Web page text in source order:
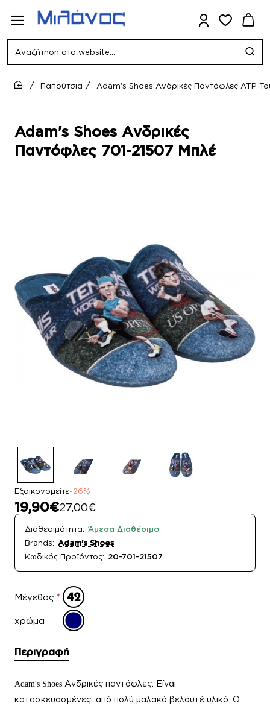
Αναζήτηση
website...
Adam's Shoes Ανδρικές
Παντόφλες 701-21507 Μπλέ
Παπούτσια Adam's Shoes Ανδρικές Παντόφλες ATP
Εξοικονομείτε-26%
19,90€27,00€
Διαθεσιμότητα: Άμεσα Διαθέσιμο
Brands: Adam's Shoes
Κωδικός Προϊόντος: 20-701-21507
Μέγεθος
χρώμα
Περιγραφή
Adam's Shoes Ανδρικές παντόφλες.
Είναι
κατασκευασμένες από πολύ μαλακό βελουτέ υλικό. Ο